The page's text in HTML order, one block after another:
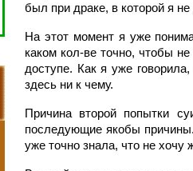
был при драке, в которой я
На этот момент я уже
каком кол-ве точно, чтобы
доступе. Как я уже
здесь ни к чему.
Причина второй попытки
последующие якобы
уже точно знала, что не хочу